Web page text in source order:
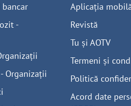
-
Organizații
Aplicația
Revistă
Tu și AOTV
Termeni și
Politică
Acord date